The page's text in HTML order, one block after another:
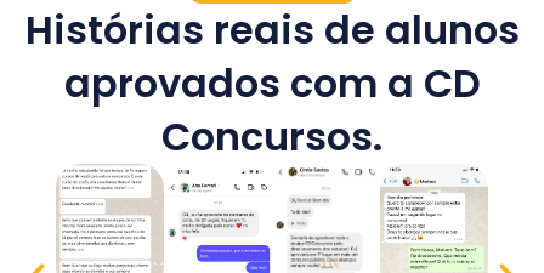
Histórias reais de alunos
aprovados com a CD
Concursos.